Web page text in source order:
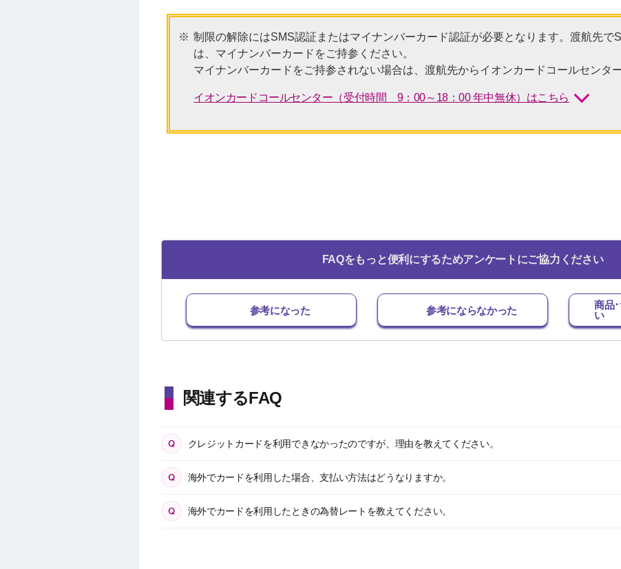
制限の解除にはSMS認証またはマイナンバーカード認証が必要となります。渡航先で
は、マイナンバーカードをご持参ください。
マイナンバーカードをご持参されない場合は、渡航先からイオンカードコールセンタ
イオンカードコールセンター（受付時間 9：00～18：00 年中無休）はこちら
FAQをもっと便利にするためアンケートにご協力ください
参考になった 参考にならなかった
商品
い
関連するFAQ
クレジットカードを利用できなかったのですが、理由を教えてください。
海外でカードを利用した場合、支払い方法はどうなりますか。
海外でカードを利用したときの為替レートを教えてください。